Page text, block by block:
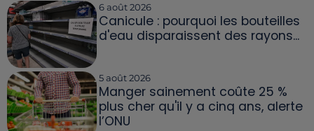
6 août 2026
Canicule : pourquoi les bouteilles
d'eau disparaissent des rayons...
5 août 2026
Manger sainement coûte 25 %
plus cher qu'il y a cinq ans, alerte
l’ONU